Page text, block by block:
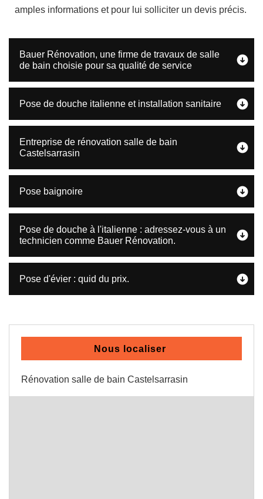
amples informations et pour lui solliciter un devis précis.
Bauer Rénovation, une firme de travaux de salle
de bain choisie pour sa qualité de service
Pose de douche italienne et installation sanitaire
Entreprise de rénovation salle de bain
Castelsarrasin
Pose baignoire
Pose de douche à l'italienne : adressez-vous à un
technicien comme Bauer Rénovation.
Pose d'évier : quid du prix.
Nous localiser
Rénovation salle de bain Castelsarrasin